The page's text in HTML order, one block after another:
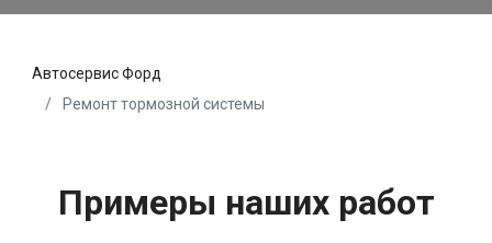
Автосервис Форд
Ремонт тормозной системы
Примеры наших работ